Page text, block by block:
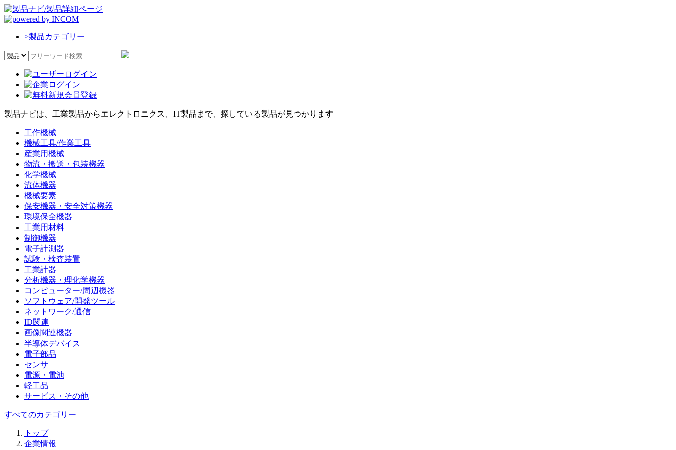
>製品カテゴリー
製品ナビは、工業製品からエレクトロニクス、IT製品まで、探している製品が見つかります
工作機械
機械工具/作業工具
産業用機械
物流・搬送・包装機器
化学機械
流体機器
機械要素
保安機器・安全対策機器
環境保全機器
工業用材料
制御機器
電子計測器
試験・検査装置
工業計器
分析機器・理化学機器
コンピューター/周辺機器
ソフトウェア/開発ツール
ネットワーク/通信
ID関連
画像関連機器
半導体デバイス
電子部品
センサ
電源・電池
軽工品
サービス・その他
すべてのカテゴリー
トップ
企業情報